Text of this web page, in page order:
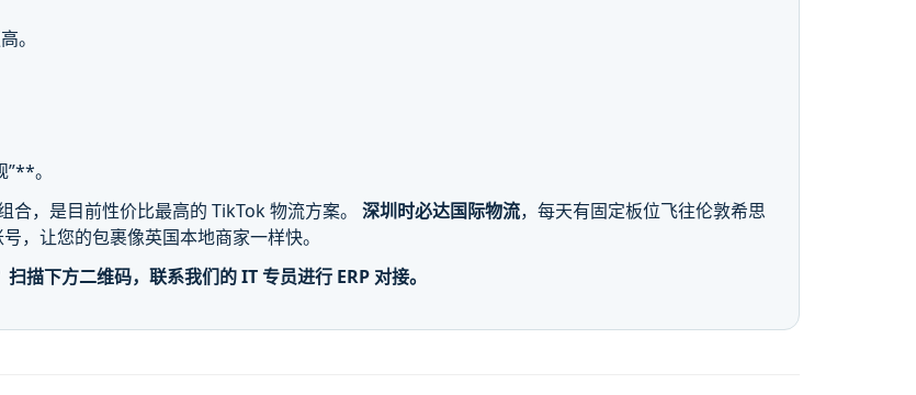
。
”**。
合，是目前性价比最高的 TikTok 物流方案。深圳时必达国际物流，每天有固定板位飞往伦敦希思
，让您的包裹像英国本地商家一样快。
下方二维码，联系我们的 IT 专员进行 ERP 对接。